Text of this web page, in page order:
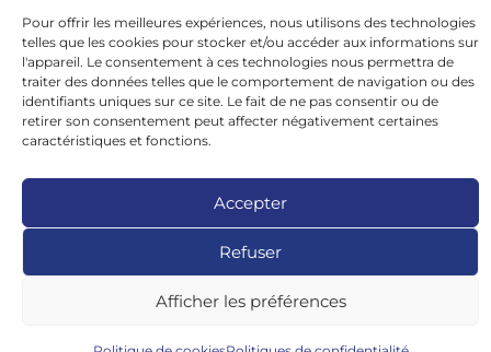
Pour offrir les meilleures expériences, nous utilisons des technologies
telles que les cookies pour stocker et/ou accéder aux informations sur
l'appareil. Le consentement à ces technologies nous permettra de
traiter des données telles que le comportement de navigation ou des
identifiants uniques sur ce site. Le fait de ne pas consentir ou de
retirer son consentement peut affecter négativement certaines
caractéristiques et fonctions.
Accepter
Refuser
Afficher les préférences
39 Rue Glesener, 1631 Gare, Luxembourg,
Luxembourg
Les financements accordés par microlux bénéficient du soutien de